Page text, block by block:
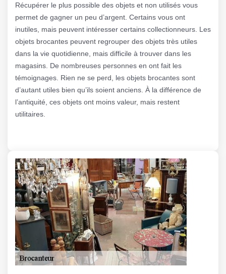
Récupérer le plus possible des objets et non utilisés vous
permet de gagner un peu d’argent. Certains vous ont
inutiles, mais peuvent intéresser certains collectionneurs. Les
objets brocantes peuvent regrouper des objets très utiles
dans la vie quotidienne, mais difficile à trouver dans les
magasins. De nombreuses personnes en ont fait les
témoignages. Rien ne se perd, les objets brocantes sont
d’autant utiles bien qu’ils soient anciens. À la différence de
l’antiquité, ces objets ont moins valeur, mais restent
utilitaires.